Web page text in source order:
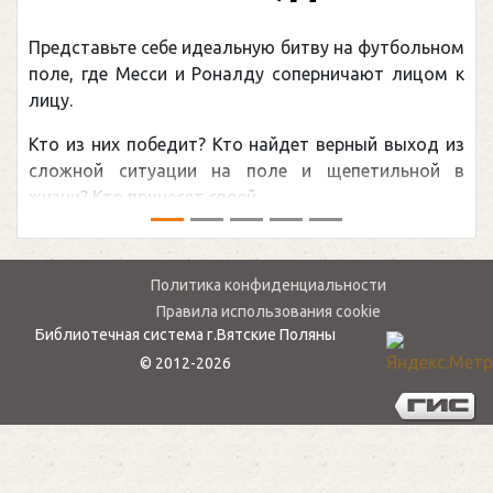
Погоня Александра Овечкина за снайперским
обсуждаемая хоккейная тема последних лет в
мире.Перед сезоном Национальной хоккейной лиги
— ...
Политика конфиденциальности
Правила использования cookie
Библиотечная система г.Вятские Поляны
© 2012-2026